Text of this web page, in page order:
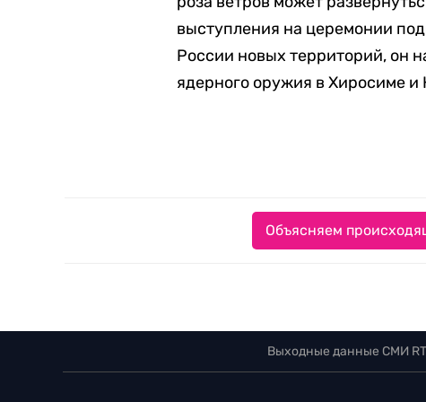
выступления на церемонии
России новых территорий, он
ядерного оружия в Хиросиме и
Объясняем
Выходные данные СМИ